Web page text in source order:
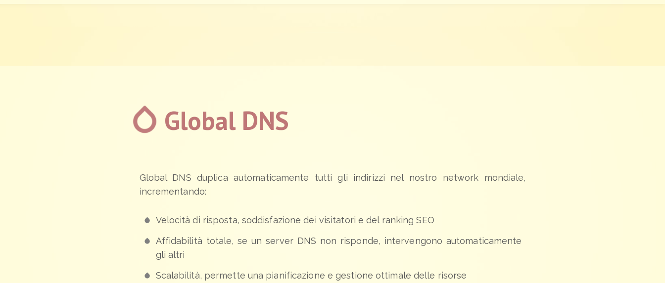
Global DNS
Global DNS duplica automaticamente tutti gli indirizzi nel nostro network mondiale,
incrementando:
Velocità di risposta, soddisfazione dei visitatori e del ranking SEO
Affidabilità totale, se un server DNS non risponde, intervengono automaticamente
gli altri
Scalabilità, permette una pianificazione e gestione ottimale delle risorse